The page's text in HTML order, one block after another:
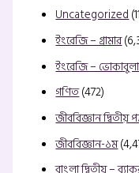
Uncategorized
ইংরেজি – গ্রামার
ইংরেজি –
গণিত(472)
জীববিজ্ঞান দ্বিতীয়
জীববিজ্ঞান-১ম